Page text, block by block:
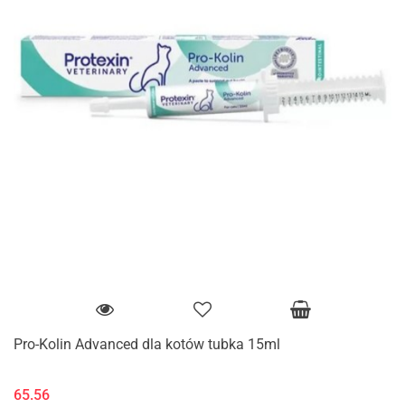
Pro-Kolin Advanced dla kotów tubka 15ml
65.56